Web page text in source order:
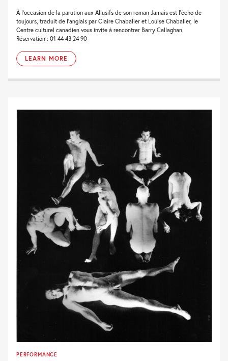
À l’occasion de la parution aux Allusifs de son roman Jamais est l’écho de
toujours, traduit de l’anglais par Claire Chabalier et Louise Chabalier, le
Centre culturel canadien vous invite à rencontrer Barry Callaghan.
Réservation : 01 44 43 24 90
LEARN MORE
PERFORMANCE